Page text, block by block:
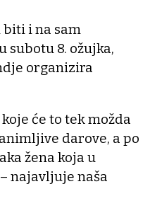
i na sam
subotu 8. ožujka,
organizira
će to tek možda
darove, a po
žena koja u
najavljuje naša